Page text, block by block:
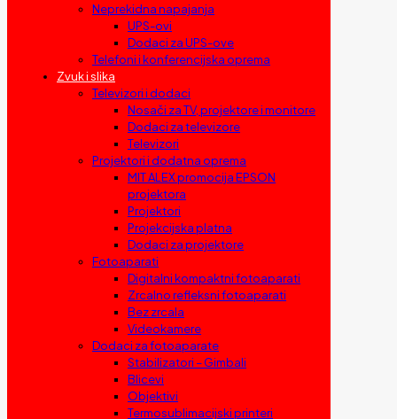
Neprekidna napajanja
UPS-ovi
Dodaci za UPS-ove
Telefoni i konferencijska oprema
Zvuk i slika
Televizori i dodaci
Nosači za TV, projektore i monitore
Dodaci za televizore
Televizori
Projektori i dodatna oprema
MIT ALEX promocija EPSON
projektora
Projektori
Projekcijska platna
Dodaci za projektore
Fotoaparati
Digitalni kompaktni fotoaparati
Zrcalno refleksni fotoaparati
Bez zrcala
Videokamere
Dodaci za fotoaparate
Stabilizatori – Gimbali
Blicevi
Objektivi
Termosublimacijski printeri